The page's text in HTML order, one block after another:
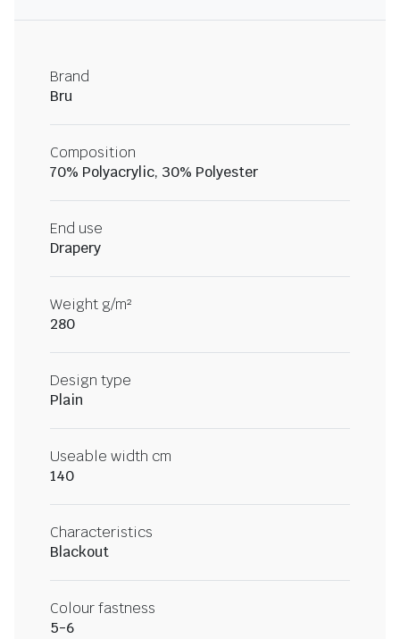
Brand
Bru
Composition
70% Polyacrylic, 30% Polyester
End use
Drapery
Weight g/m²
280
Design type
Plain
Useable width cm
140
Characteristics
Blackout
Colour fastness
5-6